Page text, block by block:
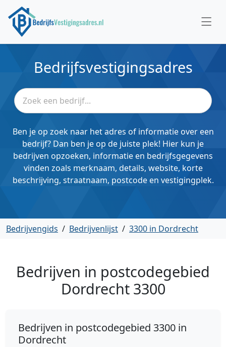
Bedrijfsvestigingsadres
Ben je op zoek naar het adres of informatie over een
bedrijf? Dan ben je op de juiste plek! Hier kun je
bedrijven opzoeken, informatie en bedrijfsgegevens
vinden zoals merknaam, details, website, korte
beschrijving, straatnaam, postcode en vestigingplek.
Bedrijvengids / Bedrijvenlijst / 3300 in Dordrecht
Bedrijven in postcodegebied
Dordrecht 3300
Bedrijven in postcodegebied 3300 in
Dordrecht